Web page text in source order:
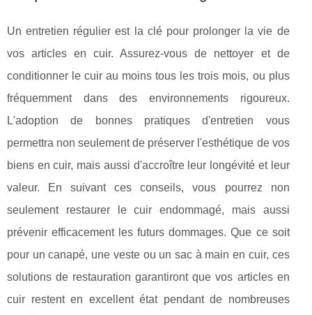
Un entretien régulier est la clé pour prolonger la vie de
vos articles en cuir. Assurez-vous de nettoyer et de
conditionner le cuir au moins tous les trois mois, ou plus
fréquemment dans des environnements rigoureux.
L'adoption de bonnes pratiques d'entretien vous
permettra non seulement de préserver l'esthétique de vos
biens en cuir, mais aussi d'accroître leur longévité et leur
valeur. En suivant ces conseils, vous pourrez non
seulement restaurer le cuir endommagé, mais aussi
prévenir efficacement les futurs dommages. Que ce soit
pour un canapé, une veste ou un sac à main en cuir, ces
solutions de restauration garantiront que vos articles en
cuir restent en excellent état pendant de nombreuses